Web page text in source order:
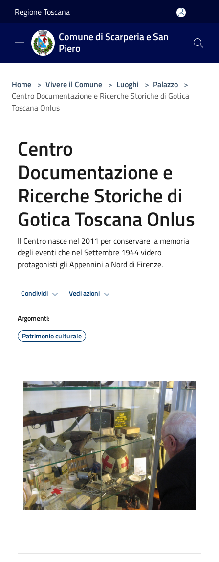
Regione Toscana
Comune di Scarperia e San
Piero
Home > Vivere il Comune > Luoghi > Palazzo >
Centro Documentazione e Ricerche Storiche di Gotica
Toscana Onlus
Centro
Documentazione e
Ricerche Storiche di
Gotica Toscana Onlus
Il Centro nasce nel 2011 per conservare la memoria
degli eventi che nel Settembre 1944 videro
protagonisti gli Appennini a Nord di Firenze.
Condividi Vedi azioni
Argomenti:
Patrimonio culturale